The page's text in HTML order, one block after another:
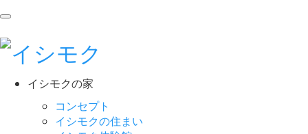
イシモクの家
コンセプト
イシモクの住まい